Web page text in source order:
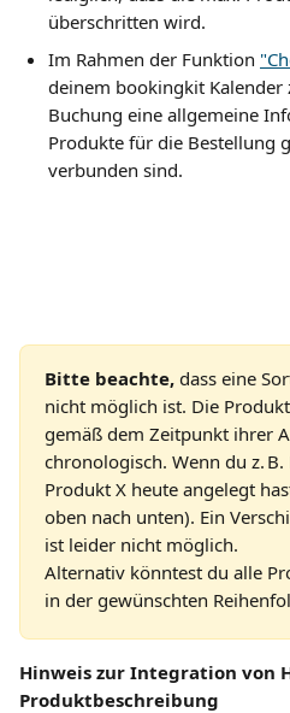
überschritten wird.
Im Rahmen der Funktion
deinem bookingkit
Buchung eine allgemeine
Produkte für die Bestellung
verbunden sind.
Bitte beachte, dass eine
nicht möglich ist. Die
gemäß dem Zeitpunkt ihrer
chronologisch. Wenn du z.
Produkt X heute angelegt
oben nach unten). Ein
ist leider nicht möglich.
Alternativ könntest du alle
in der gewünschten
Hinweis zur Integration von
Produktbeschreibung